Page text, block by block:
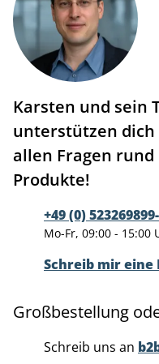
Karsten und sein
unterstützen dich
allen Fragen
Produkte!
+49 (0)
Mo-Fr, 09:00 - 15:00
Schreib mir eine
Großbestellung
Schreib uns an